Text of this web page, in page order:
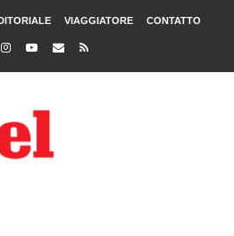
VIAGGIATORE CONTATTO